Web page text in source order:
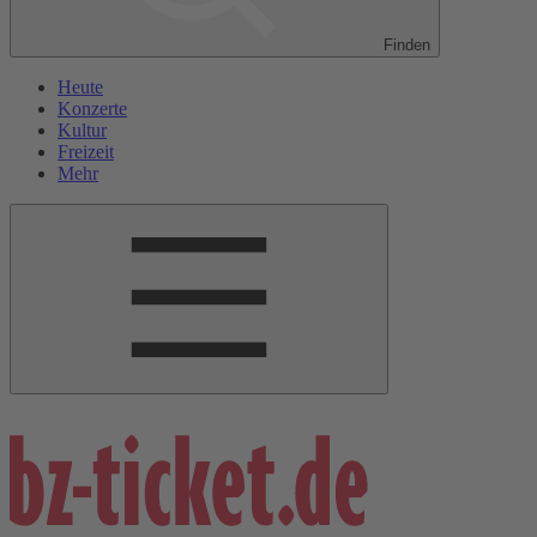
Finden
Heute
Konzerte
Kultur
Freizeit
Mehr